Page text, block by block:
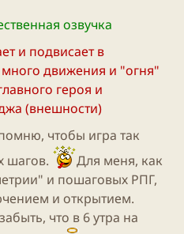
нам потребуется ваше
файлов cookie.
можно найти на нашей
Teaser - UNCUT
озвучка
и подвисает в
движения и "огня"
героя и
(внешности)
чтобы игра так
шагов.
Для меня, как
и пошаговых РПГ,
и открытием.
что в 6 утра на